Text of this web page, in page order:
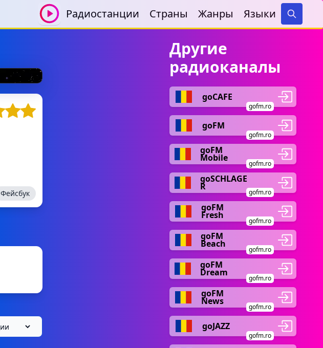
Радиостанции Страны Жанры Языки
Search
Фейсбук
Другие
радиоканалы
goCAFE
gofm.ro
goFM
gofm.ro
goFM
Mobile
gofm.ro
goSCHLAGE
R
gofm.ro
goFM
Fresh
gofm.ro
goFM
Beach
gofm.ro
goFM
Dream
gofm.ro
goFM
News
gofm.ro
goJAZZ
gofm.ro